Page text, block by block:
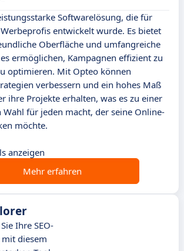
Softwarelösung, die für
entwickelt wurde. Es bietet
Oberfläche und umfangreiche
ermöglichen, Kampagnen effizient zu
optimieren. Mit Opteo können
verbessern und ein hohes Maß
ihre Projekte erhalten, was es zu einer
für jeden macht, der seine Online-
möchte.
anzeigen
Mehr erfahren
Ihre SEO-
diesem